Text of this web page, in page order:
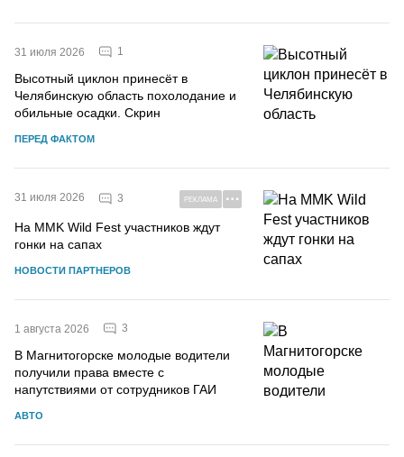
31 июля 2026 1
Высотный циклон принесёт в
Челябинскую область похолодание и
обильные осадки. Скрин
ПЕРЕД ФАКТОМ
31 июля 2026 3 РЕКЛАМА
На MMK Wild Fest участников ждут
гонки на сапах
НОВОСТИ ПАРТНЕРОВ
1 августа 2026 3
В Магнитогорске молодые водители
получили права вместе с
напутствиями от сотрудников ГАИ
АВТО